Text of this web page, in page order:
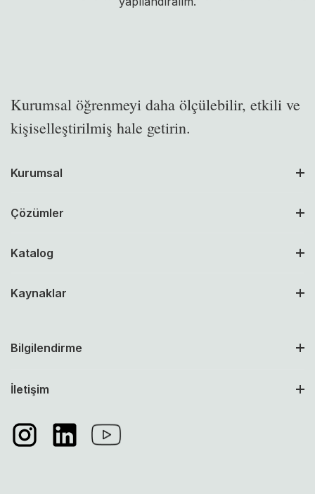
Kurumsal öğrenmeyi daha ölçülebilir, etkili ve
kişiselleştirilmiş hale getirin.
Kurumsal
Çözümler
Katalog
Kaynaklar
Bilgilendirme
İletişim